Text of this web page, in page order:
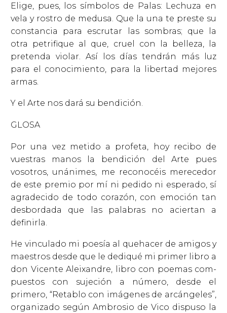
Elige, pues, los símbolos de Palas: Lechuza en
vela y rostro de medusa. Que la una te preste su
constancia para escrutar las sombras; que la
otra petrifique al que, cruel con la belleza, la
pretenda violar. Así los días tendrán más luz
para el conocimiento, para la libertad mejores
armas.
Y el Arte nos dará su bendición.
GLOSA
Por una vez metido a profeta, hoy recibo de
vuestras manos la bendición del Arte pues
vosotros, unánimes, me reconocéis merecedor
de este premio por mí ni pedido ni esperado, sí
agradecido de todo corazón, con emoción tan
desbordada que las palabras no aciertan a
definirla.
He vinculado mi poesía al quehacer de amigos y
maestros desde que le dediqué mi primer libro a
don Vicente Aleixandre, libro con poemas com-
puestos con sujeción a número, desde el
primero, “Retablo con imágenes de arcángeles”,
organizado según Ambrosio de Vico dispuso la